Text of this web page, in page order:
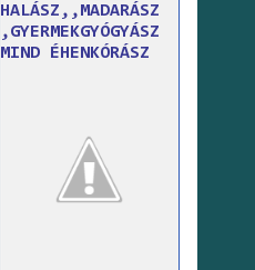
HALÁSZ,,MADARÁSZ
,GYERMEKGYÓGYÁSZ
MIND ÉHENKÓRÁSZ